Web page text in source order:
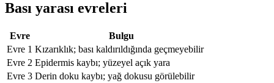
Bası yarası evreleri
Evre
Bulgu
Evre 1 Kızarıklık; bası kaldırıldığında geçmeyebilir
Evre 2 Epidermis kaybı; yüzeyel açık yara
Evre 3 Derin doku kaybı; yağ dokusu görülebilir